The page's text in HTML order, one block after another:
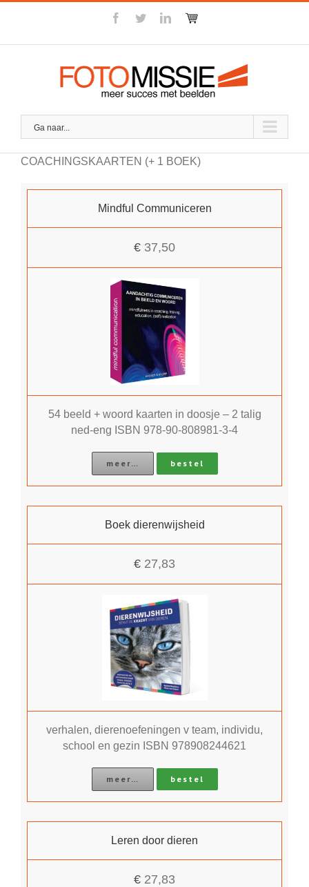
facebook
twitterlinkedin
Winkel
Ga naar...
COACHINGSKAARTEN (+ 1 BOEK)
Mindful Communiceren
€ 37,50
54 beeld + woord kaarten in doosje – 2 talig
ned-eng ISBN 978-90-808981-3-4
meer… bestel
Boek dierenwijsheid
€ 27,83
verhalen, dierenoefeningen v team, individu,
school en gezin ISBN 978908244621
meer… bestel
Leren door dieren
€ 27,83